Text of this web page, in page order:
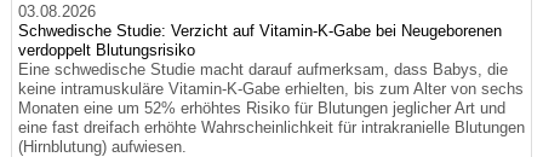
03.08.2026
Schwedische Studie: Verzicht auf Vitamin-K-Gabe bei Neugeborenen
verdoppelt Blutungsrisiko
Eine schwedische Studie macht darauf aufmerksam, dass Babys, die
keine intramuskuläre Vitamin-K-Gabe erhielten, bis zum Alter von sechs
Monaten eine um 52% erhöhtes Risiko für Blutungen jeglicher Art und
eine fast dreifach erhöhte Wahrscheinlichkeit für intrakranielle Blutungen
(Hirnblutung) aufwiesen.